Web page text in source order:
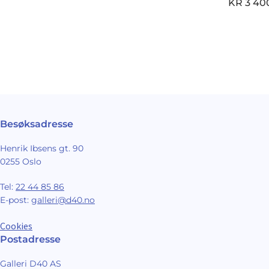
KR 3
Besøksadresse
Henrik Ibsens gt. 90
0255 Oslo
Tel: 22 44 85 86
E-post: galleri@d40.no
Cookies
Postadresse
Galleri D40 AS